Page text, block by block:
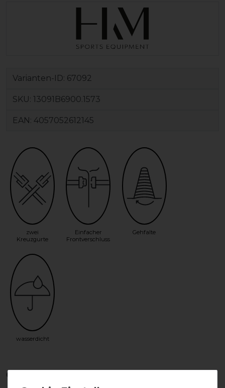
Varianten-ID: 67092
SKU: 13091B6900.1573
EAN: 4057052612145
zwei
Kreuzgurte
Einfacher
Frontverschluss
Gehfalte
wasserdicht
Qualitätsstufen